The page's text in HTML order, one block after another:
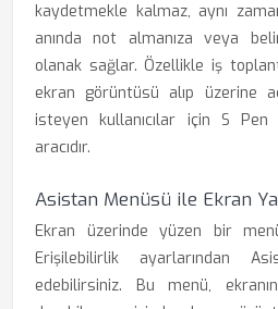
kaydetmekle kalmaz, aynı
anında not almanıza veya
olanak sağlar. Özellikle iş
ekran görüntüsü alıp üzerine
isteyen kullanıcılar için S
aracıdır.
Asistan Menüsü ile Ekran
Ekran üzerinde yüzen bir
Erişilebilirlik ayarlarından
edebilirsiniz. Bu menü,